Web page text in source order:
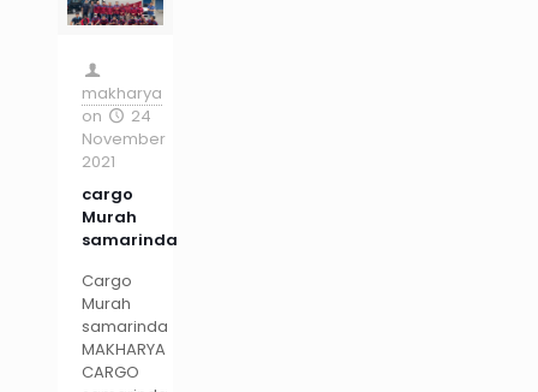
makharya
on
24
November
2021
cargo
Murah
samarinda
Cargo
Murah
samarinda
MAKHARYA
CARGO